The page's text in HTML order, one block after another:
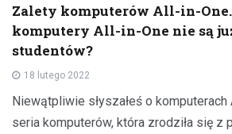
Zalety komputerów All-in-One.
komputery All-in-One nie są
studentów?
18 lutego 2022
Niewątpliwie słyszałeś o
seria komputerów, która zrodziła się z